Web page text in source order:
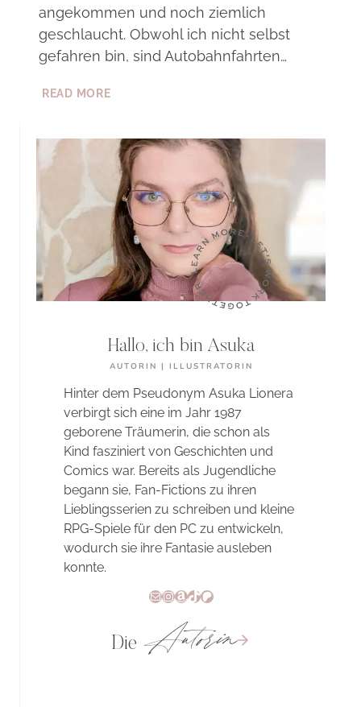
angekommen und noch ziemlich
geschlaucht. Obwohl ich nicht selbst
gefahren bin, sind Autobahnfahrten…
READ MOREEINDRÜCKE
&
NEMESIS
Hallo, ich bin Asuka
AUTORIN | ILLUSTRATORIN
Hinter dem Pseudonym Asuka Lionera
verbirgt sich eine im Jahr 1987
geborene Träumerin, die schon als
Kind fasziniert von Geschichten und
Comics war. Bereits als Jugendliche
begann sie, Fan-Fictions zu ihren
Lieblingsserien zu schreiben und kleine
RPG-Spiele für den PC zu entwickeln,
wodurch sie ihre Fantasie ausleben
konnte.
E-MailInstagram
Amazon
TikTok
Patreon
Die Autorin